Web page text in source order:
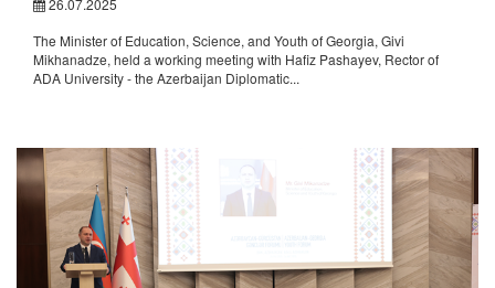
26.07.2025
The Minister of Education, Science, and Youth of Georgia, Givi
Mikhanadze, held a working meeting with Hafiz Pashayev, Rector of
ADA University - the Azerbaijan Diplomatic...